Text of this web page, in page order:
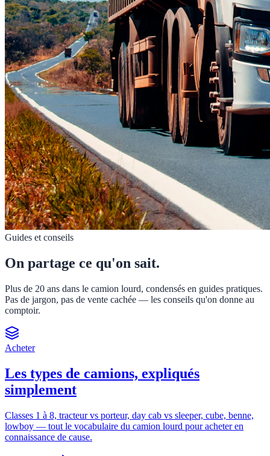
Guides et conseils
On partage ce qu'on sait.
Plus de 20 ans dans le camion lourd, condensés en guides pratiques.
Pas de jargon, pas de vente cachée — les conseils qu'on donne au
comptoir.
Acheter
Les types de camions, expliqués
simplement
Classes 1 à 8, tracteur vs porteur, day cab vs sleeper, cube, benne,
lowboy — tout le vocabulaire du camion lourd pour acheter en
connaissance de cause.